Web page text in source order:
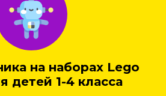
на наборах Lego
детей 1-4 класса